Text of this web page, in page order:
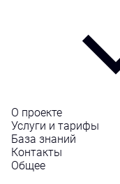
О проекте
Услуги и тарифы
База знаний
Контакты
Общее